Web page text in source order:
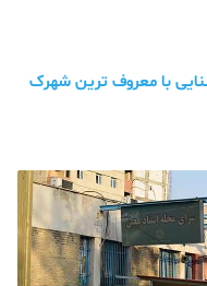
با معروف ترین شهرک